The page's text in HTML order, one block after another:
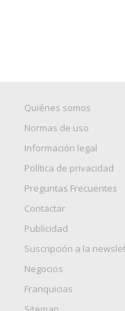
Quiénes somos
Normas de uso
Información legal
Política de privacidad
Preguntas Frecuentes
Contactar
Publicidad
Suscripción a la
Negocios
Franquicias